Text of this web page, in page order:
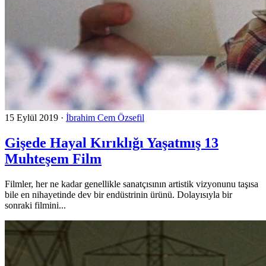
15 Eylül 2019 · İbrahim Cem Özsefil
Gişede Hayal Kırıklığı Yaşatmış 13
Muhteşem Film
Filmler, her ne kadar genellikle sanatçısının artistik vizyonunu taşısa
bile en nihayetinde dev bir endüstrinin ürünü. Dolayısıyla bir
sonraki filmini...